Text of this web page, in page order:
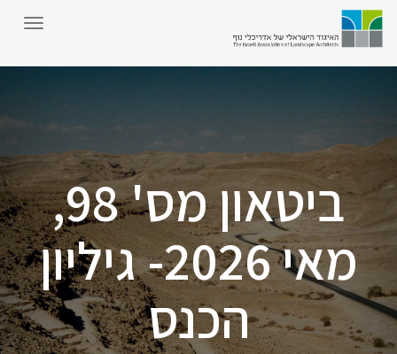
ביטאון מס' 98,
מאי 2026- גיליון
הכנס